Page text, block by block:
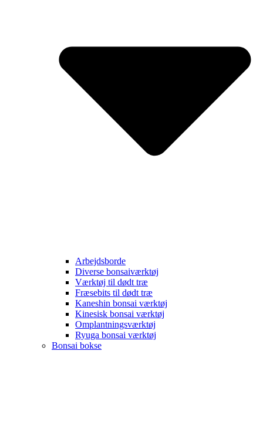
Arbejdsborde
Diverse bonsaiværktøj
Værktøj til dødt træ
Fræsebits til dødt træ
Kaneshin bonsai værktøj
Kinesisk bonsai værktøj
Omplantningsværktøj
Ryuga bonsai værktøj
Bonsai bokse